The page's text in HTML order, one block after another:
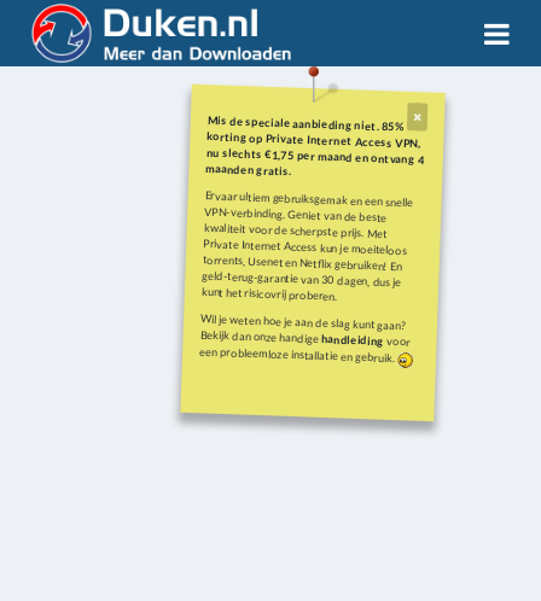
Mis de speciale aanbieding niet. 85%
korting op Private Internet Access VPN,
nu slechts €1,75 per maand en ontvang 4
maanden gratis.
Ervaar ultiem gebruiksgemak en een snelle
VPN-verbinding. Geniet van de beste
kwaliteit voor de scherpste prijs. Met
Private Internet Access kun je moeiteloos
torrents, Usenet en Netflix gebruiken! En
geld-terug-garantie van 30 dagen, dus je
kunt het risicovrij proberen.
Wil je weten hoe je aan de slag kunt gaan?
Bekijk dan onze handigehandleiding voor
een probleemloze installatie en gebruik.